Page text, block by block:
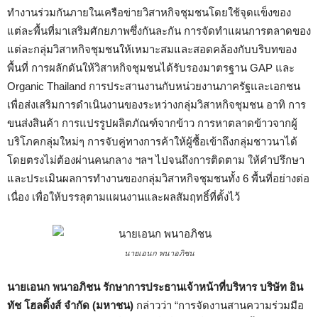
ทำงานร่วมกันภายในเครือข่ายวิสาหกิจชุมชนโดยใช้จุดแข็งของ
แต่ละพื้นที่มาเสริมศักยภาพซึ่งกันละกัน การจัดทำแผนการตลาดของ
แต่ละกลุ่มวิสาหกิจชุมชนให้เหมาะสมและสอดคล้องกับบริบทของ
พื้นที่ การผลักดันให้วิสาหกิจชุมชนได้รับรองมาตรฐาน GAP และ
Organic Thailand การประสานงานกับหน่วยงานภาครัฐและเอกชน
เพื่อส่งเสริมการดำเนินงานของระหว่างกลุ่มวิสาหกิจชุมชน อาทิ การ
ขนส่งสินค้า การแปรรูปผลิตภัณฑ์จากข้าว การหาตลาดข้าวจากผู้
บริโภคกลุ่มใหม่ๆ การจับคู่ทางการค้าให้ผู้ซื้อเข้าถึงกลุ่มชาวนาได้
โดยตรงไม่ต้องผ่านคนกลาง ฯลฯ ไปจนถึงการติดตาม ให้คำปรึกษา
และประเมินผลการทำงานของกลุ่มวิสาหกิจชุมชนทั้ง 6 พื้นที่อย่างต่อ
เนื่อง เพื่อให้บรรลุตามแผนงานและผลสัมฤทธิ์ที่ตั้งไว้
นายเอนก พนาอภิชน
นายเอนก พนาอภิชน รักษาการประธานเจ้าหน้าที่บริหาร บริษัท อิน
ทัช โฮลดิ้งส์ จำกัด (มหาชน) กล่าวว่า “การจัดงานสานความร่วมมือ